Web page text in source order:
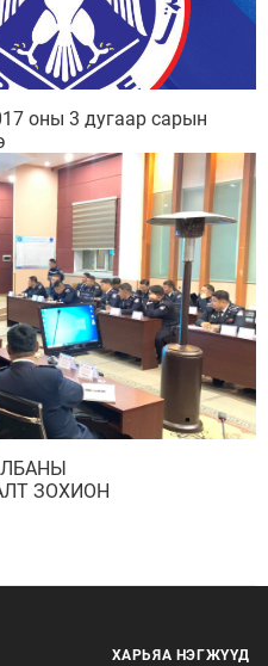
оны 3 дугаар сарын
ЗОХИОН
ХАРЬЯА НЭГЖҮҮД